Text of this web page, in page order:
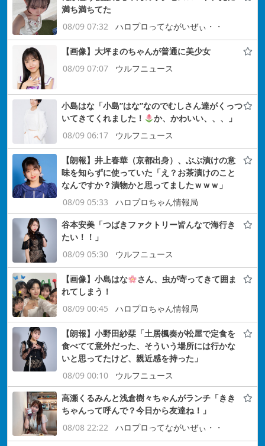
満ち満ちてた
08/09 07:32
ハロプロってながいぜぃ・・
【画像】大坪まのちゃんが普通に美少女
08/09 07:07
ウルフニュース
小島はな「小島”はな”なのでむしさん達がくっつ
いてきてくれました！
か、かわいい、、、」
08/09 06:17
ウルフニュース
【朗報】井上春華（京都出身）、ぶぶ漬けの意
味を知らずに使っていた「え？お茶漬けのこと
なんですか？漬物かと思ってましたｗｗｗ」
08/09 05:33
ハロプロちゃん情報局
谷本安美「つばきファクトリー皆んなで海行き
たい！！」
08/09 05:30
ウルフニュース
【画像】小島はな
さん、虫が寄ってきて囲ま
れてしまう！
08/09 00:45
ハロプロちゃん情報局
【朗報】小野田紗栞「土居楓奏が松屋で定食を
食べてて意外だった、そういう場所には行かな
いと思ってたけど、親近感を持った」
08/09 00:10
ウルフニュース
高瀬くるみんと浅倉樹々ちゃんがランチ「きき
ちゃんって呼んで？今日から友達ね！」
08/08 22:22
ハロプロってながいぜぃ・・